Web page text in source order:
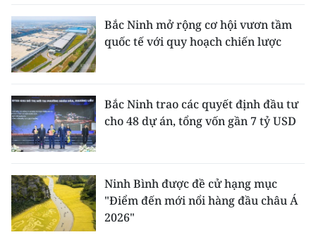
Bắc Ninh mở rộng cơ hội vươn tầm
quốc tế với quy hoạch chiến lược
Bắc Ninh trao các quyết định đầu tư
cho 48 dự án, tổng vốn gần 7 tỷ USD
Ninh Bình được đề cử hạng mục
"Điểm đến mới nổi hàng đầu châu Á
2026"